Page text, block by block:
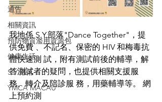
通告
相關資訊
預防物質濫用資源包
健康生活
S.Y.部落
YMCA MACAU
我地係 S.Y.部落"Dance Together"，提
供免費 、不記名、保密的 HIV 和梅毒抗
體快速測 試，附有測試前後的輔導，解
答測試者的疑問，也提供相關支援服
務、轉介及陪診服 務，用藥輔導等。 網
上預約測